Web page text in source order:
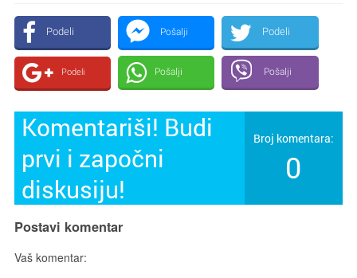
Podeli Pošalji Podeli
Podeli Pošalji Pošalji
Komentariši! Budi
prvi i započni
diskusiju!
Broj komentara:
0
Postavi komentar
Vaš komentar: